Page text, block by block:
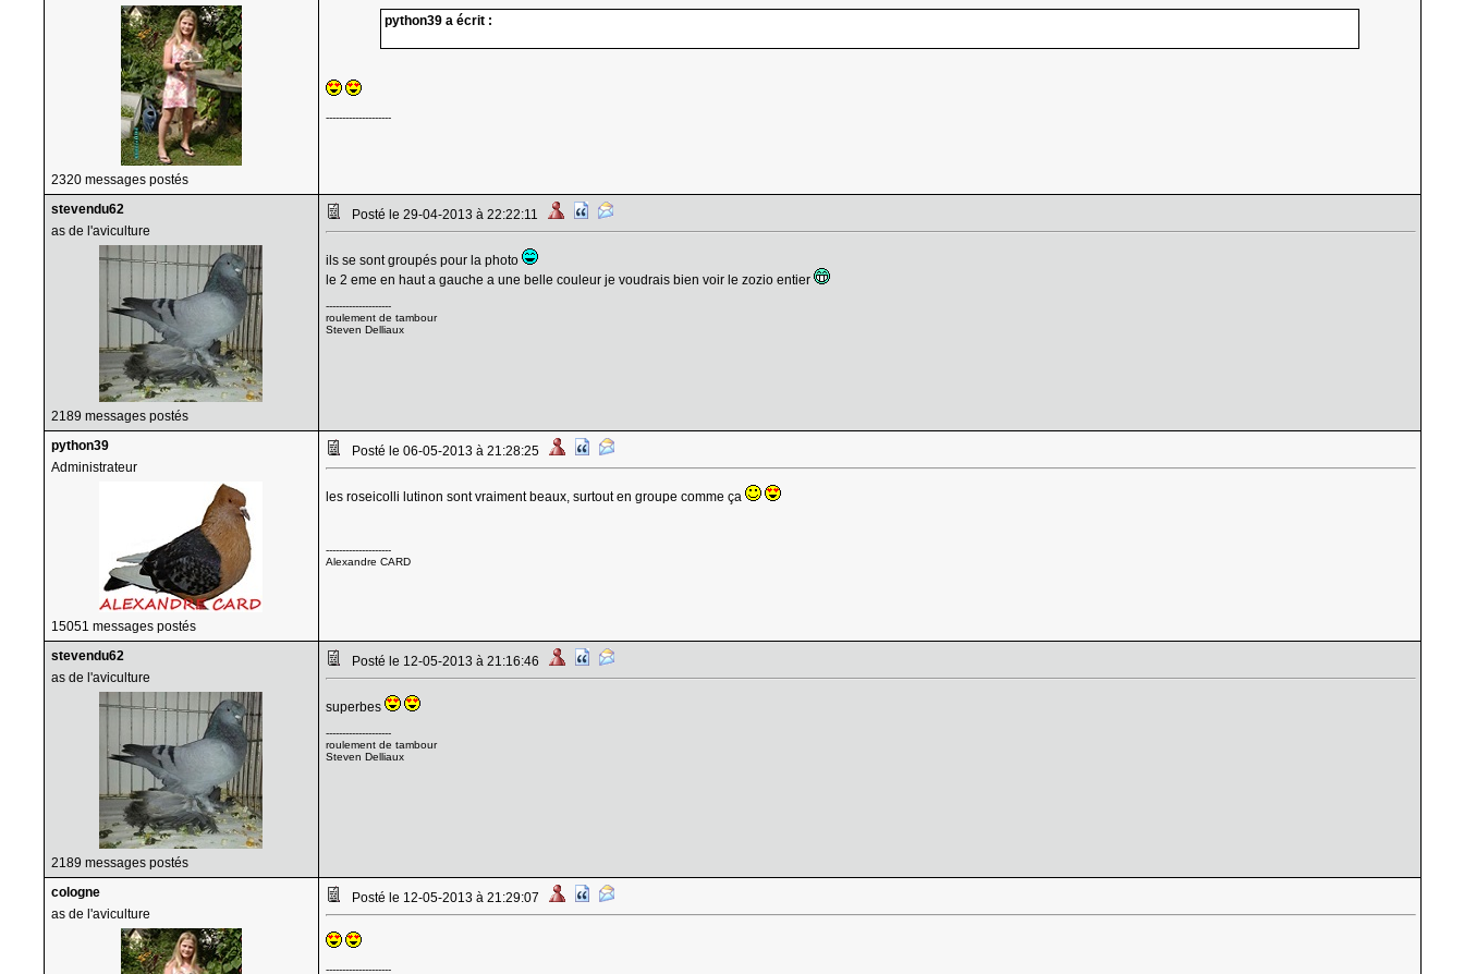
2320 messages postés
python39 a écrit :
--------------------
stevendu62
as de l'aviculture
2189 messages postés
Posté le 29-04-2013 à 22:22:11
ils se sont groupés pour la photo
le 2 eme en haut a gauche a une belle couleur je voudrais bien voir le zozio entier
--------------------
roulement de tambour
Steven Delliaux
python39
Administrateur
15051 messages postés
Posté le 06-05-2013 à 21:28:25
les roseicolli lutinon sont vraiment beaux, surtout en groupe comme ça
--------------------
Alexandre CARD
stevendu62
as de l'aviculture
2189 messages postés
Posté le 12-05-2013 à 21:16:46
superbes
--------------------
roulement de tambour
Steven Delliaux
cologne
as de l'aviculture
Posté le 12-05-2013 à 21:29:07
--------------------